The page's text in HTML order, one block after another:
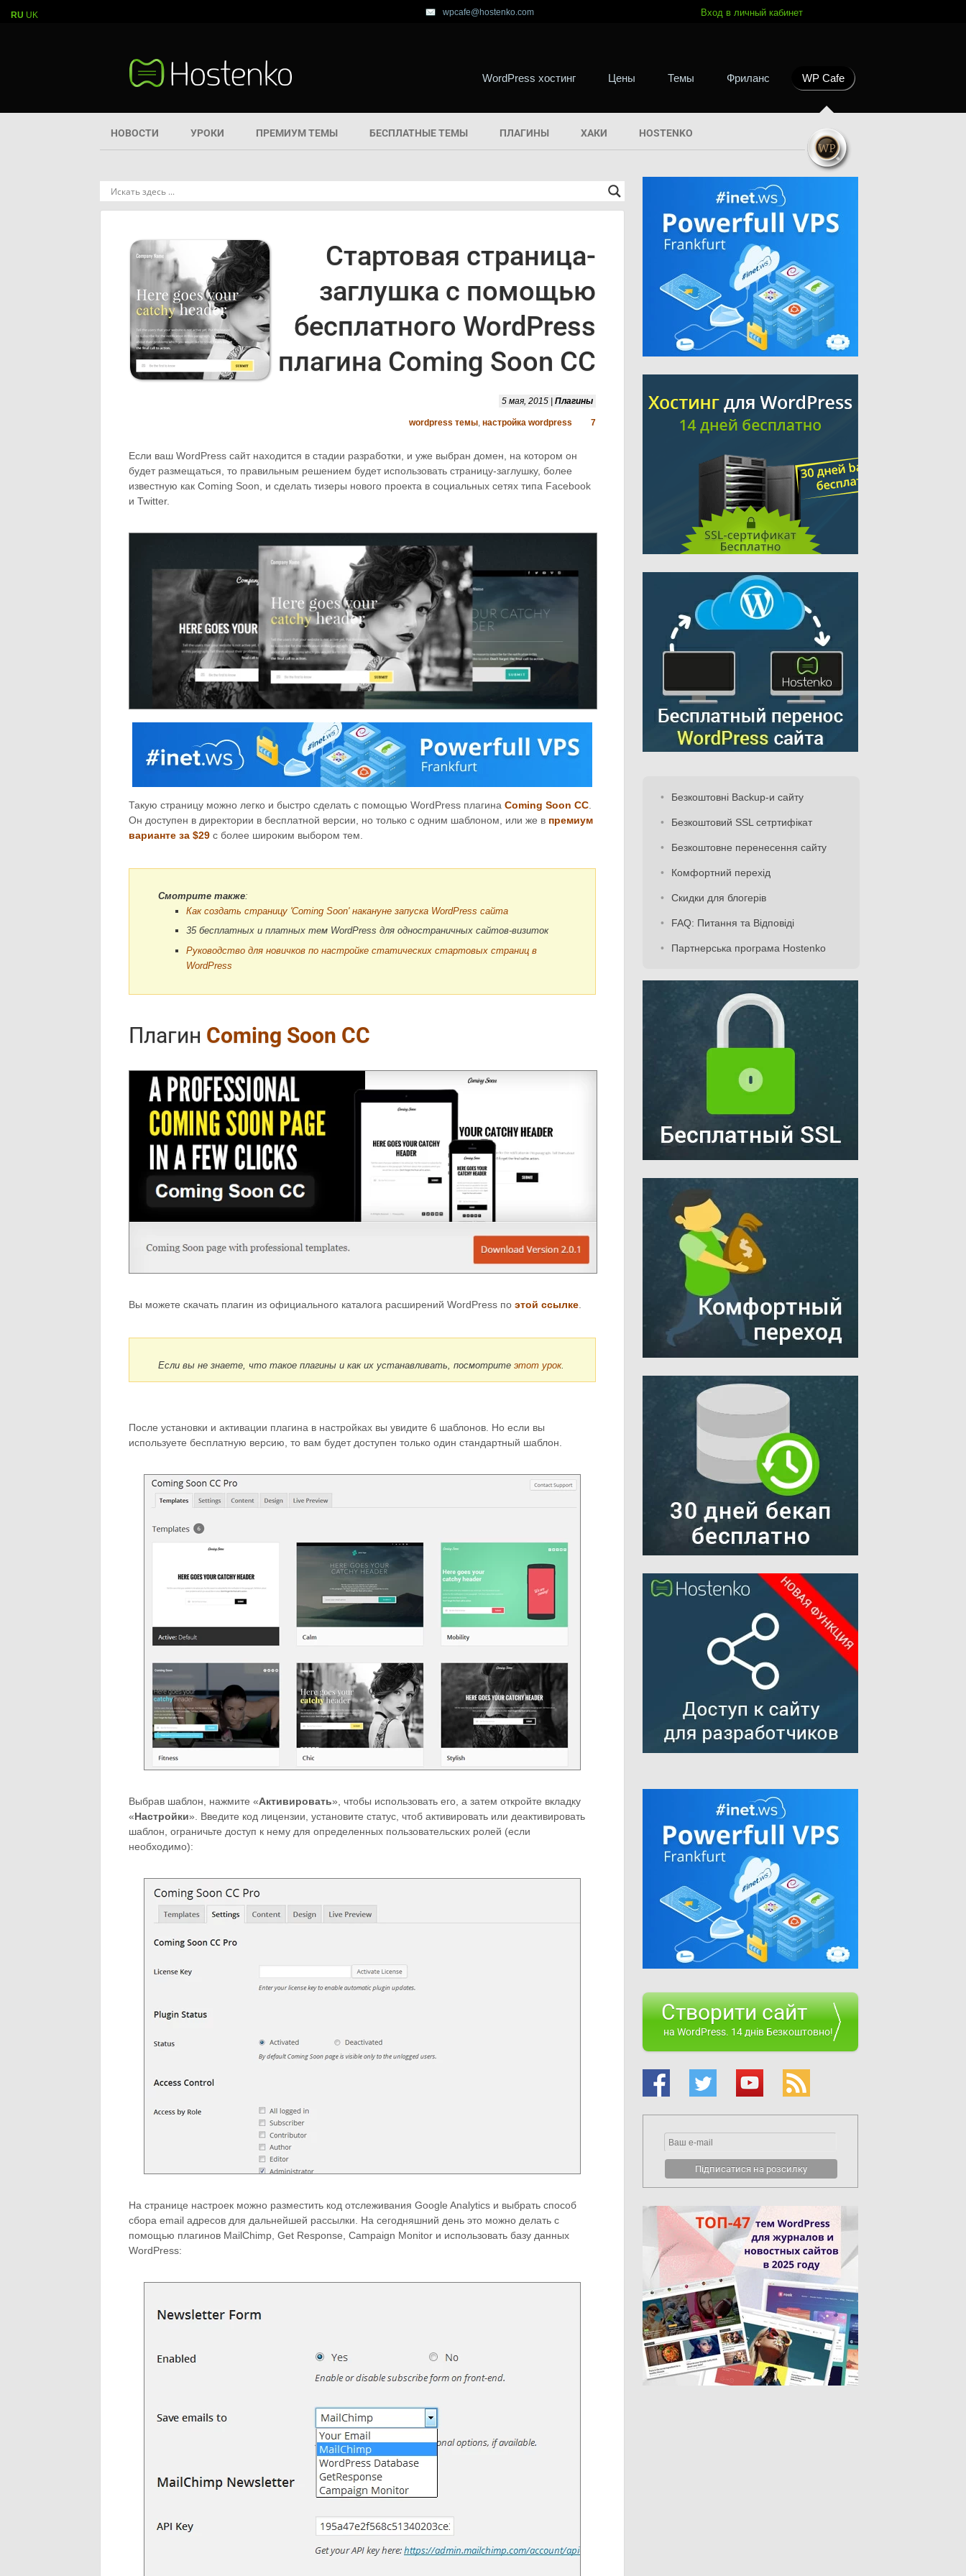
wpcafe@hostenko.com Вход в личный кабинет
WordPress хостинг Цены Темы Фриланс WP Cafe
НОВОСТИ УРОКИ ПРЕМИУМ ТЕМЫ БЕСПЛАТНЫЕ ТЕМЫ ПЛАГИНЫ ХАКИ HOSTENKO
Стартовая страница-
заглушка с помощью
бесплатного WordPress
плагина Coming Soon CC
5 мая, 2015 | Плагины
wordpress темы, настройка wordpress 7
Если ваш WordPress сайт находится в стадии разработки, и уже выбран домен, на котором он
будет размещаться, то правильным решением будет использовать страницу-заглушку, более
известную как Coming Soon, и сделать тизеры нового проекта в социальных сетях типа Facebook
и Twitter.
Такую страницу можно легко и быстро сделать с помощью WordPress плагина Coming Soon CC
Он доступен в директории в бесплатной версии, но только с одним шаблоном, или же в премиум
варианте за $29 с более широким выбором тем.
Смотрите также:
Как создать страницу 'Coming Soon' накануне запуска WordPress сайта
35 бесплатных и платных тем WordPress для одностраничных сайтов-визиток
Руководство для новичков по настройке статических стартовых страниц в
WordPress
Плагин Coming Soon CC
Вы можете скачать плагин из официального каталога расширений WordPress по этой ссылке.
Если вы не знаете, что такое плагины и как их устанавливать, посмотрите этот урок.
После установки и активации плагина в настройках вы увидите 6 шаблонов. Но если вы
используете бесплатную версию, то вам будет доступен только один стандартный шаблон.
Выбрав шаблон, нажмите «Активировать», чтобы использовать его, а затем откройте вкладку
«Настройки». Введите код лицензии, установите статус, чтоб активировать или деактивировать
шаблон, ограничьте доступ к нему для определенных пользовательских ролей (если
необходимо):
На странице настроек можно разместить код отслеживания Google Analytics и выбрать способ
сбора email адресов для дальнейшей рассылки. На сегодняшний день это можно делать с
помощью плагинов MailChimp, Get Response, Campaign Monitor и использовать базу данных
WordPress:
Безкоштовні Backup-и сайту
Безкоштовий SSL сетртифікат
Безкоштовне перенесення сайту
Комфортний перехід
Скидки для блогерів
FAQ: Питання та Відповіді
Партнерська програма Hostenko
Створити сайт
на WordPress. 14 днів Безкоштовно!
RU UK